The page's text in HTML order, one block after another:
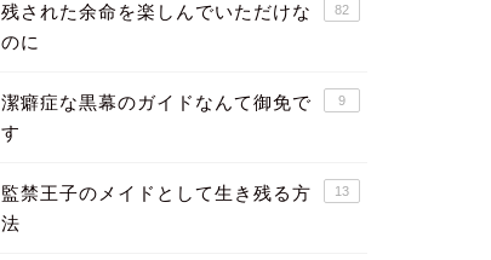
残された余命を楽しんでいただけな
のに
82
潔癖症な黒幕のガイドなんて御免で
す
9
監禁王子のメイドとして生き残る方
法
13